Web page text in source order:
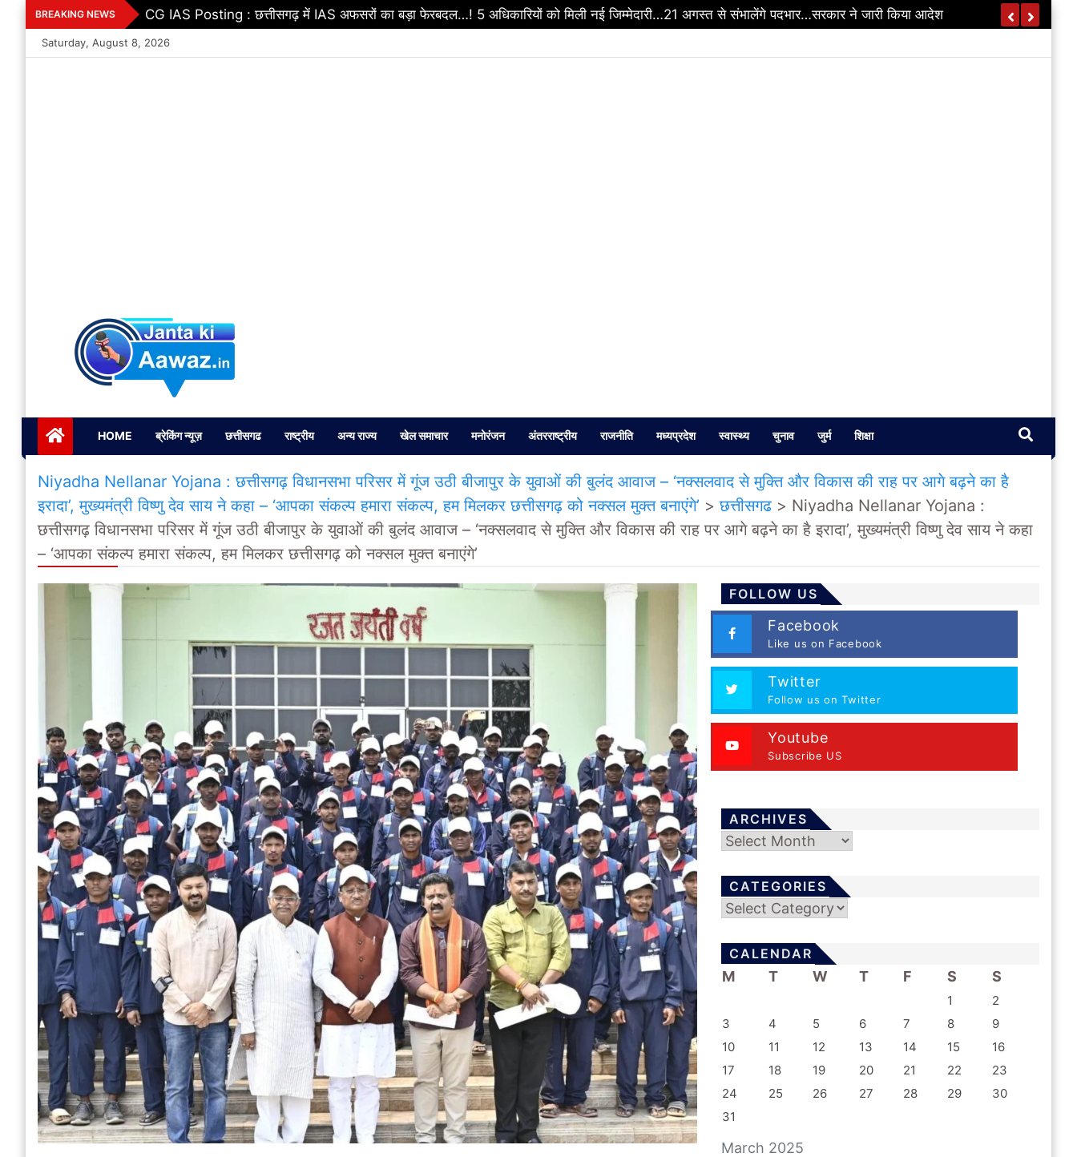
Skip
to
content
BREAKING NEWS CG IAS Posting : छत्तीसगढ़ में IAS अफसरों का बड़ा फेरबदल…! 5 अधिकारियों को मिली नई जिम्मेदारी…21 अगस्त से संभालेंगे पदभार…सरकार ने जारी किया आदेश
Saturday, August 8, 2026
Janta ki Aawaz
HOME ब्रेकिंग न्यूज़ छत्तीसगढ राष्ट्रीय अन्य राज्य खेल समाचार मनोरंजन अंतरराष्ट्रीय राजनीति मध्यप्रदेश स्वास्थ्य चुनाव जुर्म शिक्षा
Niyadha Nellanar Yojana : छत्तीसगढ़ विधानसभा परिसर में गूंज उठी बीजापुर के युवाओं की बुलंद आवाज – ‘नक्सलवाद से मुक्ति और विकास की राह पर आगे बढ़ने का है
इरादा’, मुख्यमंत्री विष्णु देव साय ने कहा – ‘आपका संकल्प हमारा संकल्प, हम मिलकर छत्तीसगढ़ को नक्सल मुक्त बनाएंगे’ >छत्तीसगढ > Niyadha Nellanar Yojana :
छत्तीसगढ़ विधानसभा परिसर में गूंज उठी बीजापुर के युवाओं की बुलंद आवाज – ‘नक्सलवाद से मुक्ति और विकास की राह पर आगे बढ़ने का है इरादा’, मुख्यमंत्री विष्णु देव साय ने कहा
– ‘आपका संकल्प हमारा संकल्प, हम मिलकर छत्तीसगढ़ को नक्सल मुक्त बनाएंगे’
FOLLOW US
Facebook
Like us on Facebook
Twitter
Follow us on Twitter
Youtube
Subscribe US
ARCHIVES
Archives
CATEGORIES
Categories
CALENDAR
March 2025
M T W T F S S
1
2
3
4 5 6 7 8
9
10
11 12 13 14 15
16
17
18 19 20 21 22
23
24
25 26 27 28 29
30
31